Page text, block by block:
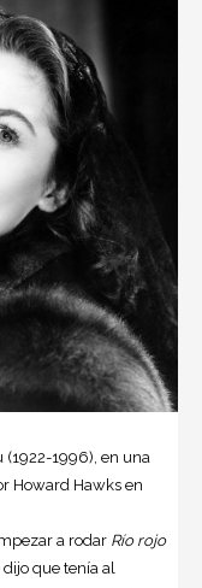
1996), en una
Howard Hawks en
a rodar Río rojo
que tenía al